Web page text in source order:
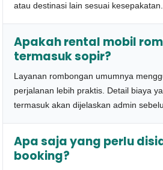
atau destinasi lain sesuai kesepakatan.
Apakah rental mobil
termasuk sopir?
Layanan rombongan umumnya
perjalanan lebih praktis. Detail biaya
termasuk akan dijelaskan admin
Apa saja yang perlu
booking?